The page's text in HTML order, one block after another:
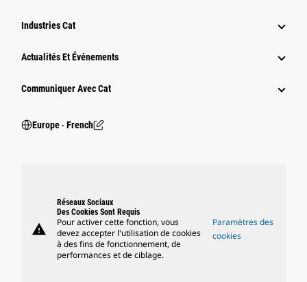
Industries Cat
Actualités Et Événements
Communiquer Avec Cat
Europe ‧ French
warning
Réseaux Sociaux
Des Cookies Sont Requis
Pour activer cette fonction, vous
devez accepter l'utilisation de cookies
à des fins de fonctionnement, de
performances et de ciblage.
Paramètres des
cookies